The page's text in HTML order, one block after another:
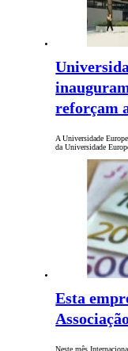
reforçam
A Universidade
da Universidade
Esta
Neste mês